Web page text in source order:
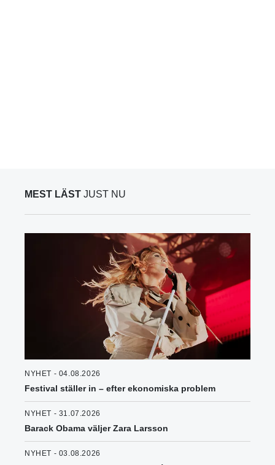
MEST LÄST JUST NU
NYHET - 04.08.2026
Festival ställer in – efter ekonomiska problem
NYHET - 31.07.2026
Barack Obama väljer Zara Larsson
NYHET - 03.08.2026